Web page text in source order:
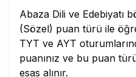
Abaza Dili ve Edebiyatı
(Sözel) puan türü ile
TYT ve AYT
puanınız ve bu puan
esas alınır.